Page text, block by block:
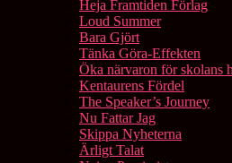
Heja Framtiden Förlag
Loud Summer
Bara Gjört
Tänka Göra-Effekten
Öka närvaron för skolans
Kentaurens Fördel
The Speaker’s Journey
Nu Fattar Jag
Skippa Nyheterna
Ärligt Talat